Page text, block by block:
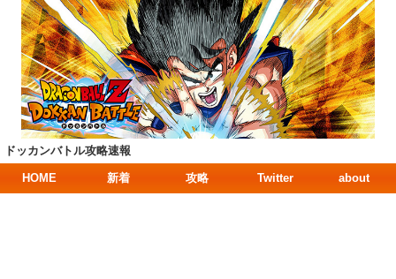
ドッカンバトル攻略速報
HOME 新着 攻略 Twitter about